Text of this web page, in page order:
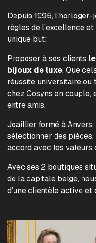
Depuis 1995,
règles de l’excellence
unique but:
Proposer à ses clients
bijoux de luxe. Que
réussite universitaire ou
chez Cosyns en couple,
entre amis.
Joaillier formé à Anvers,
sélectionner des
accord avec les valeurs
Avec ses 2 boutiques
de la capitale belge,
d’une clientèle active et